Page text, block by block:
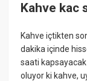
Kahve kac
Kahve içtikten
dakika içinde
saati
oluyor ki kahve,